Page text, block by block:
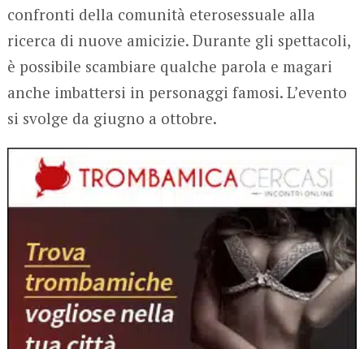
confronti della comunità eterosessuale alla
ricerca di nuove amicizie. Durante gli spettacoli,
è possibile scambiare qualche parola e magari
anche imbattersi in personaggi famosi. L’evento
si svolge da giugno a ottobre.